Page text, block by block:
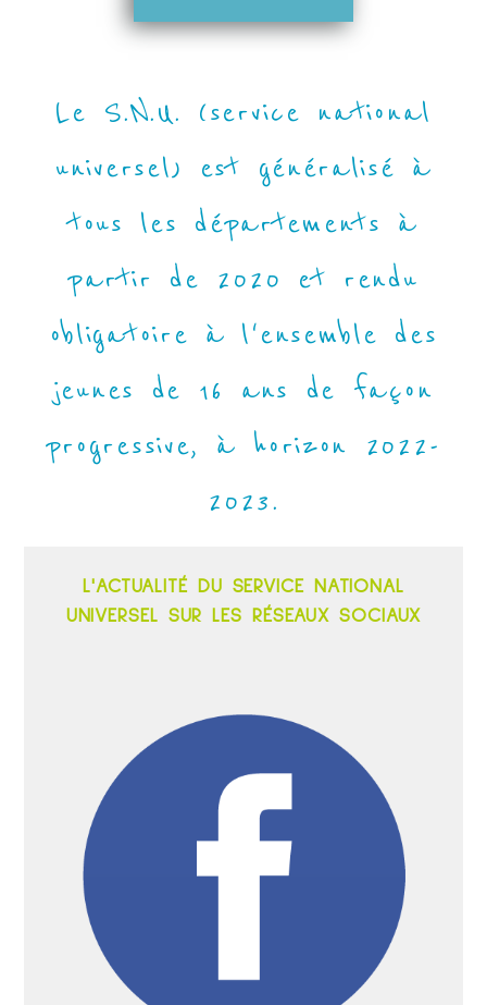
Le S.N.U. (service national
universel) est généralisé à
tous les départements à
partir de 2020 et rendu
obligatoire à l'ensemble des
jeunes de 16 ans de façon
progressive, à horizon 2022-
2023.
L'ACTUALITÉ DU SERVICE NATIONAL
UNIVERSEL SUR LES RÉSEAUX SOCIAUX